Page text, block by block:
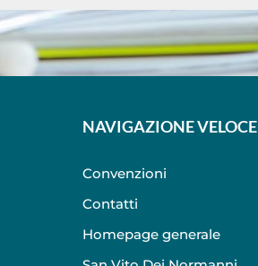
NAVIGAZIONE VELOCE
Convenzioni
Contatti
Homepage generale